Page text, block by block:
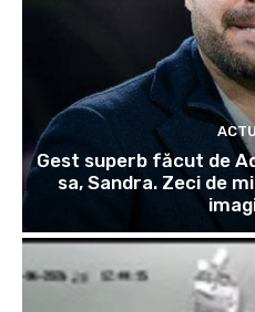
Gest superb făcut de
sa, Sandra. Zeci de